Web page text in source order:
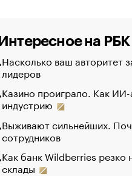
Интересное на РБК
Насколько ваш авторитет
лидеров
Казино проиграло. Как
индустрию
Выживают сильнейших.
сотрудников
Как банк Wildberries резко
склады